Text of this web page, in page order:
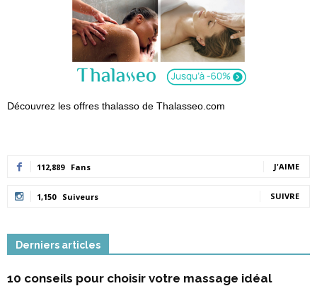
Découvrez les offres thalasso de Thalasseo.com
112,889 Fans J'AIME
1,150 Suiveurs SUIVRE
Derniers articles
10 conseils pour choisir votre massage idéal